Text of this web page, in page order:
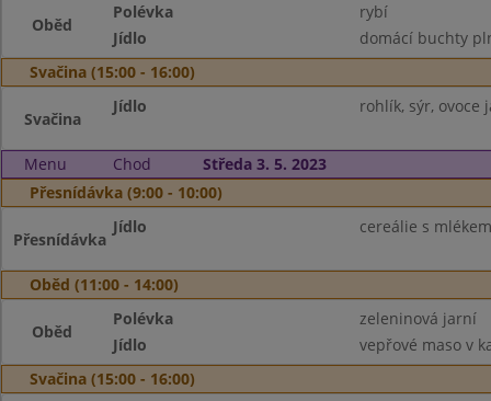
Oběd
Polévka
rybí
Jídlo
domácí buchty
Svačina (15:00 - 16:00)
Svačina
Jídlo rohlík, sýr, ovoce
Menu Chod
Středa 3. 5. 2023
Přesnídávka (9:00 - 10:00)
Přesnídávka
Jídlo cereálie s
Oběd (11:00 - 14:00)
Oběd
Polévka
zeleninová jarní
Jídlo
vepřové maso v
Svačina (15:00 - 16:00)